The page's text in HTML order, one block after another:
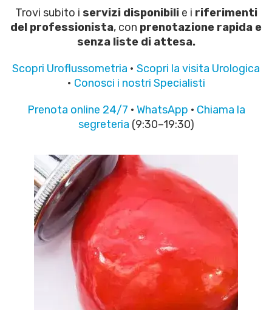
Trovi subito i servizi disponibili e i riferimenti
del professionista, con prenotazione rapida e
senza liste di attesa.
Scopri Uroflussometria • Scopri la visita Urologica
• Conosci i nostri Specialisti
Prenota online 24/7 · WhatsApp · Chiama la
segreteria (9:30–19:30)